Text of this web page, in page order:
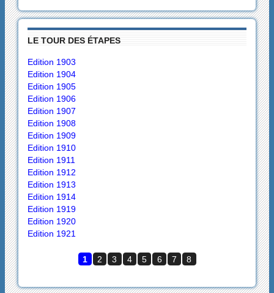
LE TOUR DES ÉTAPES
Edition 1903
Edition 1904
Edition 1905
Edition 1906
Edition 1907
Edition 1908
Edition 1909
Edition 1910
Edition 1911
Edition 1912
Edition 1913
Edition 1914
Edition 1919
Edition 1920
Edition 1921
1 2 3 4 5 6 7 8